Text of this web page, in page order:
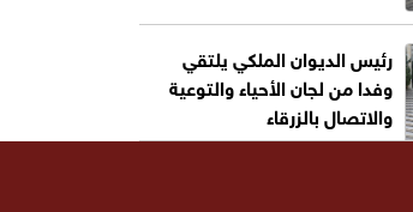
رئيس الديوان الملكي يلتقي
وفدا من لجان الأحياء والتوعية
والاتصال بالزرقاء